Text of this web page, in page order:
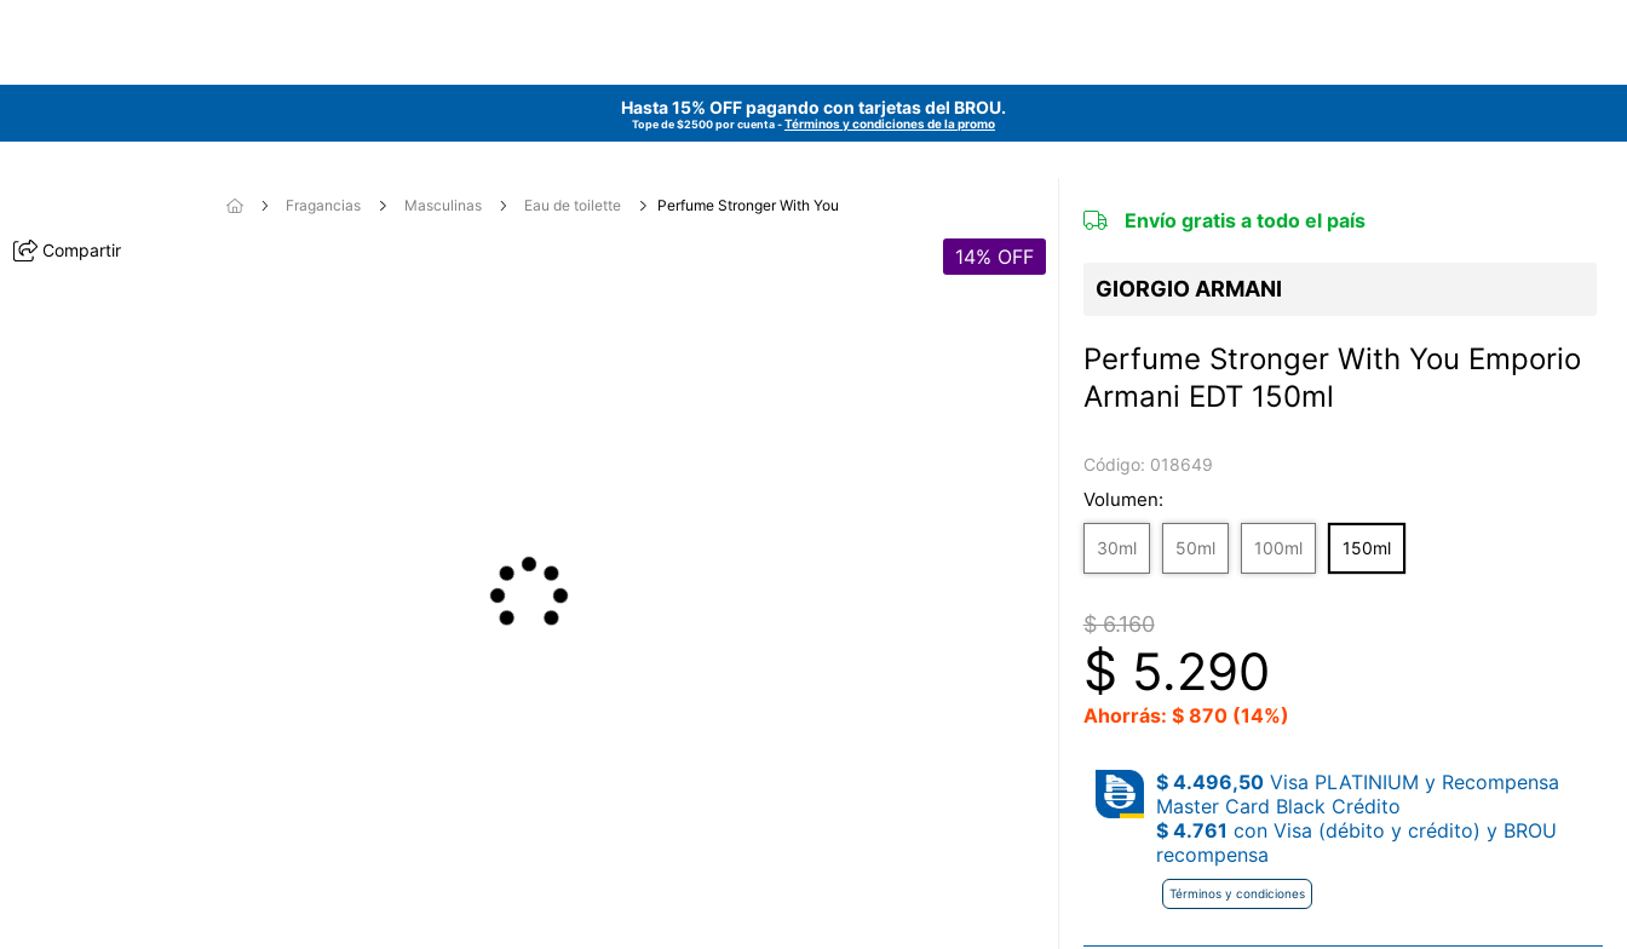
Hasta 15% OFF pagando con tarjetas del BROU.
Tope de $2500 por cuenta -Términos y condiciones de la promo
Fragancias Masculinas Eau de toilette Perfume Stronger With You
Compartir 14% OFF
Envío gratis a todo el país
GIORGIO ARMANI
Perfume Stronger With You Emporio
Armani EDT 150ml
Código: 018649
Volumen:
30ml 50ml 100ml 150ml
$ 6.160
$ 5.290
Ahorrás: $ 870 (14%)
$ 4.496,50Visa PLATINIUM y Recompensa
Master Card Black Crédito
$ 4.761 con Visa (débito y crédito) y BROU
recompensa
Términos y condiciones